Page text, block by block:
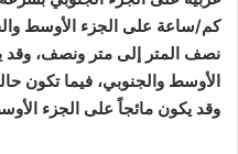
كم/ساعة على الجزء الأوسط
نصف المتر إلى متر ونصف،
الأوسط والجنوبي، فيما تكون
وقد يكون مائجاً على الجزء